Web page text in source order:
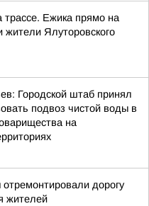
трассе. Ежика прямо на
жители Ялуторовского
Городской штаб принял
подвоз чистой воды в
на
дорогу
жителей